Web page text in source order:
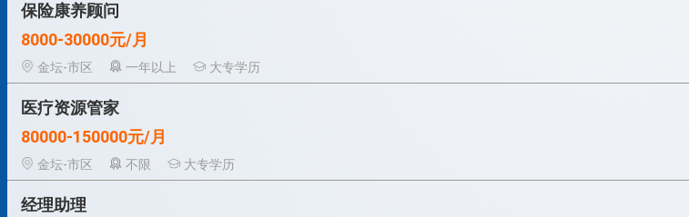
保险康养顾问
8000-30000元/月
金坛-市区
一年以上 大专学历
医疗资源管家
80000-150000元/月
金坛-市区
不限 大专学历
经理助理